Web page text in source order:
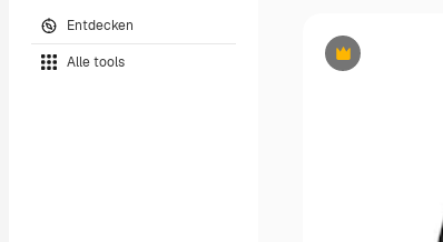
Entdecken
Alle tools Premium